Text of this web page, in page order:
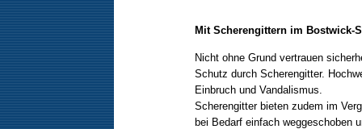
Mit Scherengittern im Bostwick-
Nicht ohne Grund vertrauen
Schutz durch Scherengitter.
Einbruch und Vandalismus.
Scherengitter bieten zudem im
bei Bedarf einfach weggeschoben